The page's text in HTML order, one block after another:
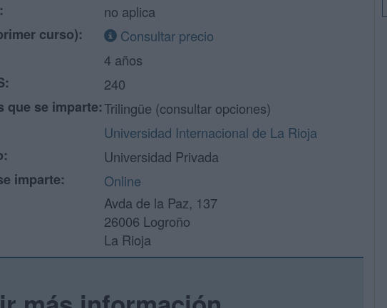
no aplica
curso):
Consultar precio
4 años
240
que se imparte:Trilingüe (consultar opciones)
Universidad Internacional de La Rioja
Universidad Privada
imparte:
Online
Avda de la Paz, 137
26006 Logroño
La Rioja